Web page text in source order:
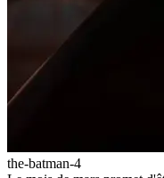
the-batman-4